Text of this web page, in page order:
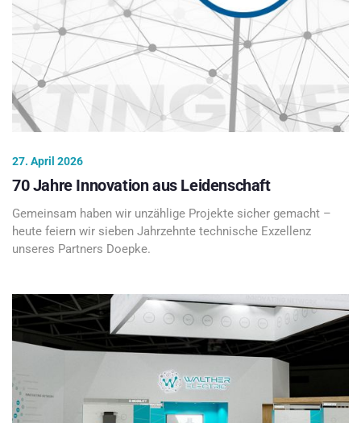
27. April 2026
70 Jahre Innovation aus Leidenschaft
Gemeinsam haben wir unzählige Projekte sicher gemacht –
heute feiern wir sieben Jahrzehnte technische Exzellenz
unseres Partners Doepke.